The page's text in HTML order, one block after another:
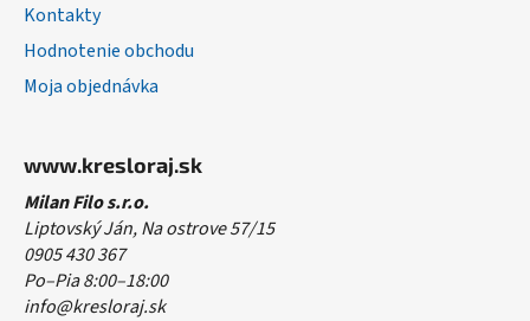
Kontakty
Hodnotenie obchodu
Moja objednávka
www.kresloraj.sk
Milan Filo s.r.o.
Liptovský Ján, Na ostrove 57/15
0905 430 367
Po–Pia 8:00–18:00
info@kresloraj.sk